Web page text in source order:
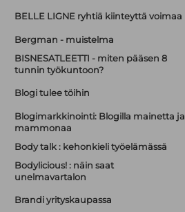
BELLE LIGNE ryhtiä kiinteyttä voimaa
Bergman - muistelma
BISNESATLEETTI - miten pääsen 8
tunnin työkuntoon?
Blogi tulee töihin
Blogimarkkinointi: Blogilla mainetta ja
mammonaa
Body talk : kehonkieli työelämässä
Bodylicious! : näin saat
unelmavartalon
Brandi yrityskaupassa